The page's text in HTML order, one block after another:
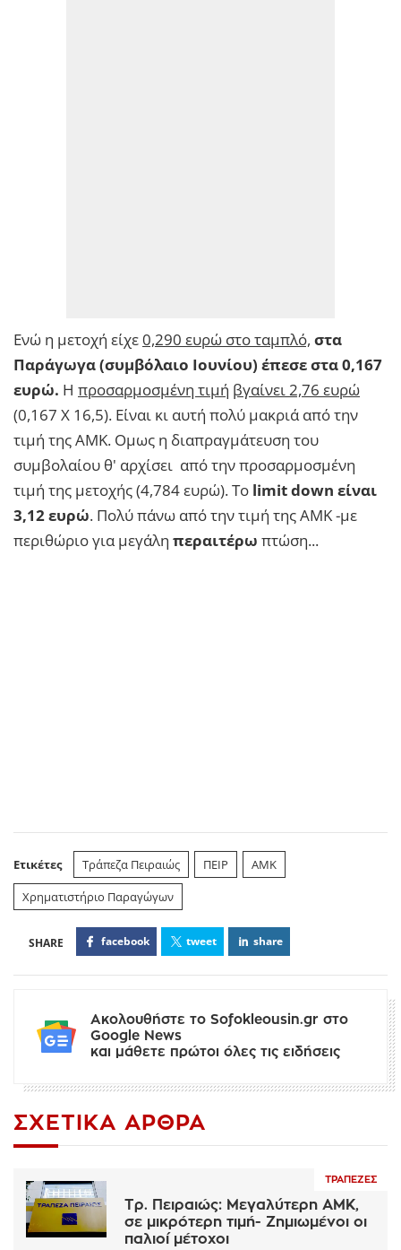
Ενώ η μετοχή είχε0,290 ευρώ στο ταμπλό, στα
Παράγωγα (συμβόλαιο Ιουνίου) έπεσε στα 0,167
ευρώ. Η προσαρμοσμένη τιμή βγαίνει 2,76 ευρώ
(0,167 Χ 16,5). Είναι κι αυτή πολύ μακριά από την
τιμή της ΑΜΚ. Ομως η διαπραγμάτευση του
συμβολαίου θ' αρχίσει από την προσαρμοσμένη
τιμή της μετοχής (4,784 ευρώ). Το limit down είναι
3,12 ευρώ. Πολύ πάνω από την τιμή της ΑΜΚ -με
περιθώριο για μεγάλη περαιτέρω πτώση...
Ετικέτες Τράπεζα Πειραιώς ΠΕΙΡ
ΑΜΚ
Χρηματιστήριο Παραγώγων
facebook tweet share
Ακολουθήστε το Sofokleousin.gr στο
Google News
και μάθετε πρώτοι όλες τις ειδήσεις
ΣΧΕΤΙΚΆ ΆΡΘΡΑ
ΤΡΆΠΕΖΕΣ
Τρ. Πειραιώς: Μεγαλύτερη ΑΜΚ,
σε μικρότερη τιμή- Ζημιωμένοι οι
παλιοί μέτοχοι